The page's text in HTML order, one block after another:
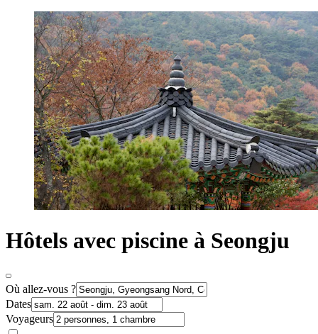
Hôtels avec piscine à Seongju
Où allez-vous ?
Dates
Voyageurs